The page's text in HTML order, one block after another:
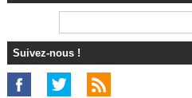
Suivez-nous !